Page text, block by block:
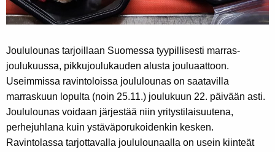
Joululounas tarjoillaan Suomessa tyypillisesti marras-
joulukuussa, pikkujoulukauden alusta jouluaattoon.
Useimmissa ravintoloissa joululounas on saatavilla
marraskuun lopulta (noin 25.11.) joulukuun 22. päivään asti.
Joululounas voidaan järjestää niin yritystilaisuutena,
perhejuhlana kuin ystäväporukoidenkin kesken.
Ravintolassa tarjottavalla joululounaalla on usein kiinteät